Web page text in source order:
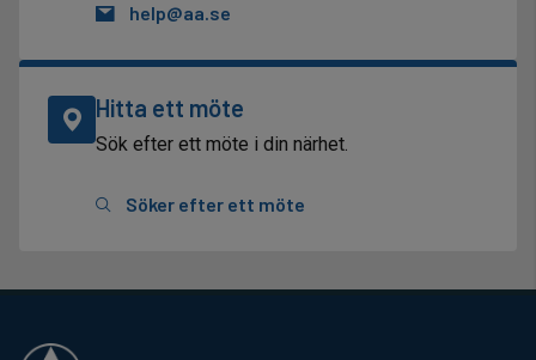
help@aa.se
Hitta ett möte
Sök efter ett möte i din närhet.
Söker efter ett möte